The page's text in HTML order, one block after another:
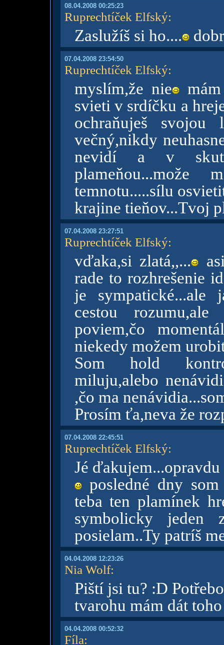
08.04.2008 00:25:23
Ruprechtíček Elfský:
Zaslužíš si ho....
07.04.2008 23:54:50
Ruprechtíček Elfský:
myslím,že nie mám
svieti v srdíčku a
ochraňuješ svojou
večný,nikdy
nevidí a v
temnotu.....sílu
krajine tieňov...Tvoj
07.04.2008 23:27:51
Ruprechtíček Elfský:
vďaka,si zlatá,,...
rade to rozhrešenie
je sympatické...ale
cestou
poviem,čo
niekedy možem
Som hold
miluju,alebo
,čo ma
Prosím ťa,neva že
07.04.2008 22:45:51
Ruprechtíček Elfský:
Jé
posledné dny
teba ten plamínek
symbolicky
posielam..Ty patríš
04.04.2008 12:23:26
Nia Wolf:
Piští jsi tu? :D
tvarohu mám dát
04.04.2008 00:52:32
Fíla: